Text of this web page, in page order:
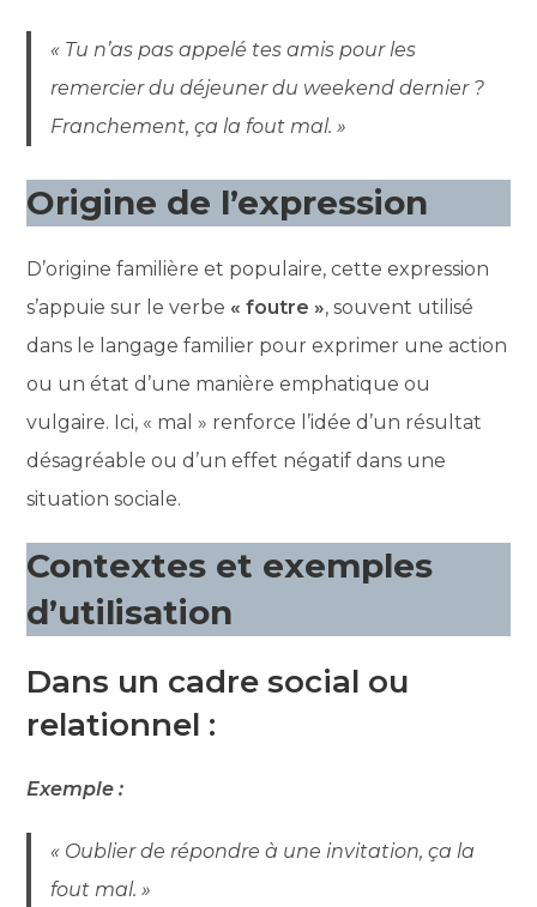
« Tu n’as pas appelé tes amis pour les
remercier du déjeuner du weekend dernier ?
Franchement, ça la fout mal. »
Origine de l’expression
D’origine familière et populaire, cette expression
s’appuie sur le verbe « foutre », souvent utilisé
dans le langage familier pour exprimer une action
ou un état d’une manière emphatique ou
vulgaire. Ici, « mal » renforce l’idée d’un résultat
désagréable ou d’un effet négatif dans une
situation sociale.
Contextes et exemples
d’utilisation
Dans un cadre social ou
relationnel :
Exemple :
« Oublier de répondre à une invitation, ça la
fout mal. »